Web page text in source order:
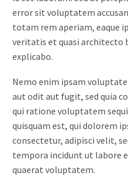
error sit voluptatem
totam rem aperiam, eaque
veritatis et quasi architecto
explicabo.
Nemo enim ipsam
aut odit aut fugit, sed quia
qui ratione voluptatem
quisquam est, qui dolorem
consectetur, adipisci velit,
tempora incidunt ut labore
quaerat voluptatem.